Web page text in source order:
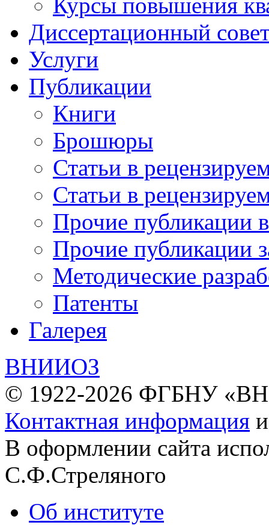
Диссертационный
Услуги
Публикации
Книги
Брошюры
Статьи в
Статьи в
Прочие публикации
Прочие публикации
Методические
Патенты
Галерея
ВНИИОЗ
© 1922-2026 ФГБНУ
Контактная информация
В оформлении сайта
С.Ф.Стреляного
Об институте